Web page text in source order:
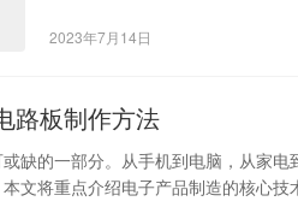
2023年7月14日
路板制作方法
缺的一部分。从手机到电脑，从家
文将重点介绍电子产品制造的核心